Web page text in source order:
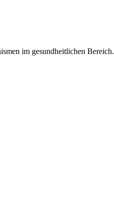
im gesundheitlichen